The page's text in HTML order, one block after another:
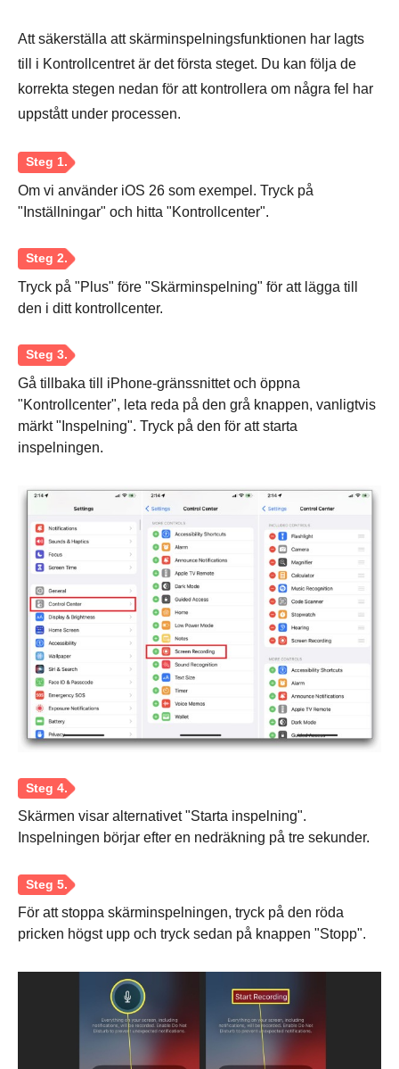
Att säkerställa att skärminspelningsfunktionen har lagts
till i Kontrollcentret är det första steget. Du kan följa de
korrekta stegen nedan för att kontrollera om några fel har
uppstått under processen.
Steg 1.
Om vi använder iOS 26 som exempel. Tryck på
"Inställningar" och hitta "Kontrollcenter".
Steg 2.
Tryck på "Plus" före "Skärminspelning" för att lägga till
den i ditt kontrollcenter.
Steg 3.
Gå tillbaka till iPhone-gränssnittet och öppna
"Kontrollcenter", leta reda på den grå knappen, vanligtvis
märkt "Inspelning". Tryck på den för att starta
inspelningen.
Skärmen visar alternativet "Starta inspelning".
Inspelningen börjar efter en nedräkning på tre sekunder.
För att stoppa skärminspelningen, tryck på den röda
pricken högst upp och tryck sedan på knappen "Stopp".